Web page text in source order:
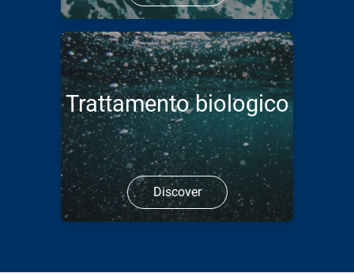
Trattamento biologico
Discover